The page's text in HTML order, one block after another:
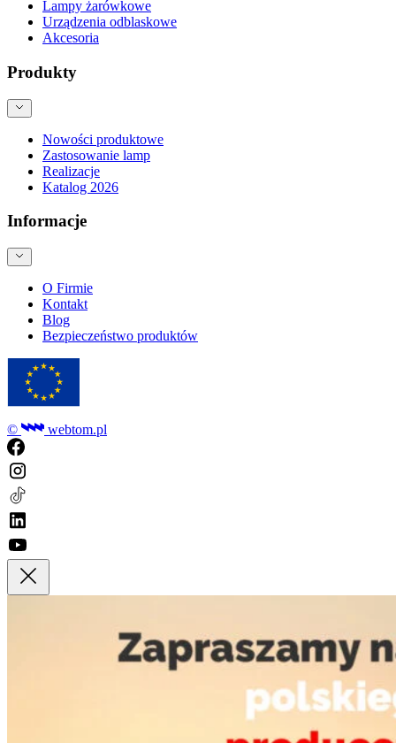
Lampy żarówkowe
Urządzenia odblaskowe
Akcesoria
Produkty
Nowości produktowe
Zastosowanie lamp
Realizacje
Katalog 2026
Informacje
O Firmie
Kontakt
Blog
Bezpieczeństwo produktów
© webtom.pl